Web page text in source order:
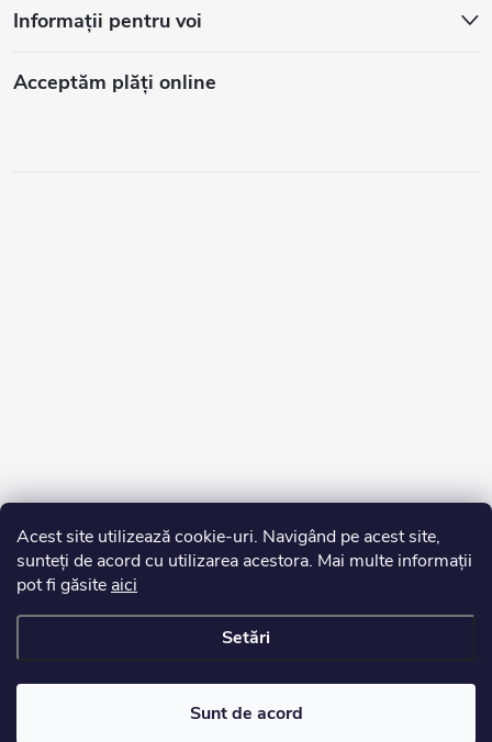
Acest site utilizează cookie-uri. Navigând pe acest site,
sunteți de acord cu utilizarea acestora. Mai multe informații
pot fi găsite aici
Setări
Sunt de acord
Informații pentru voi
Acceptăm plăţi online
Drepturi de autor 2026Edurko.ro. Toate drepturile rezervate.